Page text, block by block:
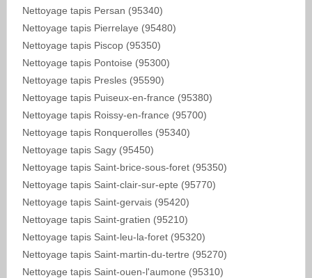
Nettoyage tapis Persan (95340)
Nettoyage tapis Pierrelaye (95480)
Nettoyage tapis Piscop (95350)
Nettoyage tapis Pontoise (95300)
Nettoyage tapis Presles (95590)
Nettoyage tapis Puiseux-en-france (95380)
Nettoyage tapis Roissy-en-france (95700)
Nettoyage tapis Ronquerolles (95340)
Nettoyage tapis Sagy (95450)
Nettoyage tapis Saint-brice-sous-foret (95350)
Nettoyage tapis Saint-clair-sur-epte (95770)
Nettoyage tapis Saint-gervais (95420)
Nettoyage tapis Saint-gratien (95210)
Nettoyage tapis Saint-leu-la-foret (95320)
Nettoyage tapis Saint-martin-du-tertre (95270)
Nettoyage tapis Saint-ouen-l'aumone (95310)